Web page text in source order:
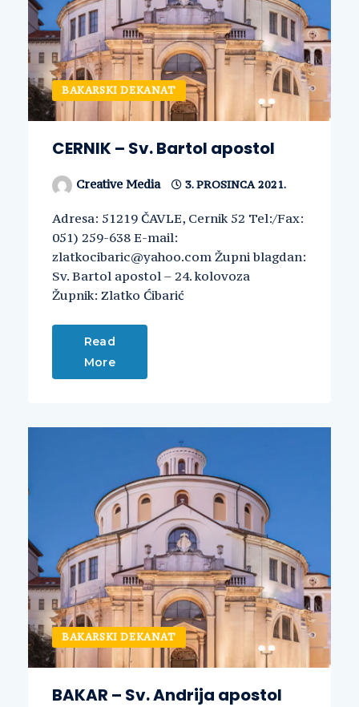
BAKARSKI DEKANAT
CERNIK – Sv. Bartol apostol
Creative Media 3. PROSINCA 2021.
Adresa: 51219 ČAVLE, Cernik 52 Tel:/Fax:
051) 259-638 E-mail:
zlatkocibaric@yahoo.com Župni blagdan:
Sv. Bartol apostol – 24. kolovoza
Župnik: Zlatko Ćibarić
Read
More
BAKARSKI DEKANAT
BAKAR – Sv. Andrija apostol